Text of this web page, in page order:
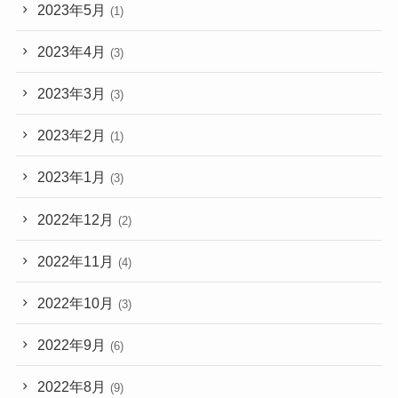
2023年5月 (1)
2023年4月 (3)
2023年3月 (3)
2023年2月 (1)
2023年1月 (3)
2022年12月 (2)
2022年11月 (4)
2022年10月 (3)
2022年9月 (6)
2022年8月 (9)